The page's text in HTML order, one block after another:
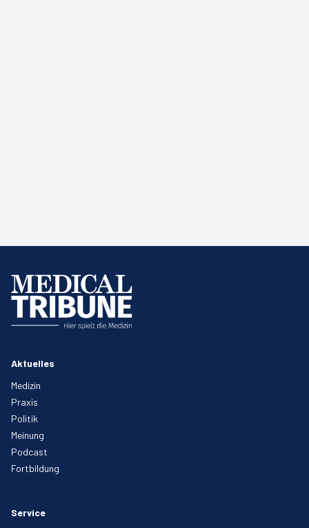
Aktuelles
Medizin
Praxis
Politik
Meinung
Podcast
Fortbildung
Service